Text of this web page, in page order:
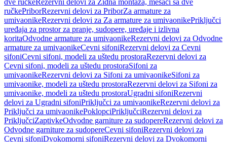
dve ručkeRezervni delovi za Zidna montaža, mešači sa dve
ručkePriborRezervni delovi za PriborZa armature za
umivaonikeRezervni delovi za Za armature za umivaonikePriključci
uređaja za prostor za pranje, sudopere, uređaje i izlivna
koritaOdvodne armature za umivaonikeRezervni delovi za Odvodne
armature za umivaonikeCevni sifoniRezervni delovi za Cevni
sifoniCevni sifoni, modeli za uštedu prostoraRezervni delovi za
Cevni sifoni, modeli za uštedu prostoraSifoni za
umivaonikeRezervni delovi za Sifoni za umivaonikeSifoni za
umivaonike, modeli za uštedu prostoraRezervni delovi za Sifoni za
umivaonike, modeli za uštedu prostoraUgradni sifoniRezervni
delovi za Ugradni sifoniPriključci za umivaonikeRezervni delovi za
Priključci za umivaonikePoklopciPriključciRezervni delovi za
PriključciZaptivkeOdvodne garniture za sudopereRezervni delovi za
Odvodne garniture za sudopereCevni sifoniRezervni delovi za
Cevni sifoniDvokomorni sifoniRezervni delovi za Dvokomorni